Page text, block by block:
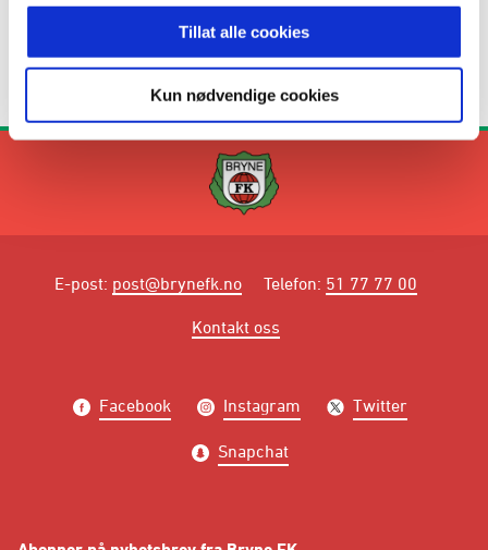
Tillat alle cookies
Kun nødvendige cookies
E-post: post@brynefk.no Telefon: 51 77 77 00
Kontakt oss
Facebook Instagram Twitter
Snapchat